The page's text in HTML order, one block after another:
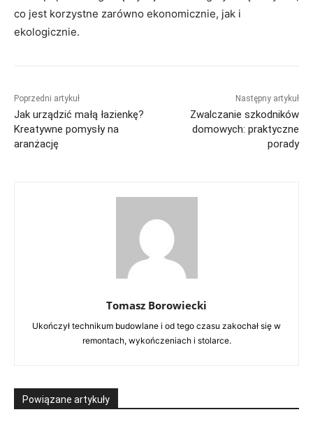
co jest korzystne zarówno ekonomicznie, jak i
ekologicznie.
Poprzedni artykuł
Jak urządzić małą łazienkę?
Kreatywne pomysły na
aranżację
Następny artykuł
Zwalczanie szkodników
domowych: praktyczne
porady
Tomasz Borowiecki
Ukończył technikum budowlane i od tego czasu zakochał się w
remontach, wykończeniach i stolarce.
Powiązane artykuły